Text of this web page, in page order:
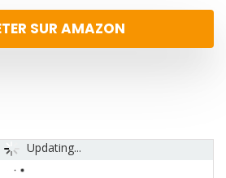
SUR AMAZON
Updating...